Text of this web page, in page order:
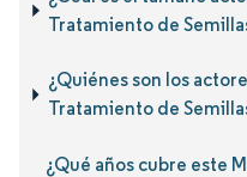
Tratamiento de
¿Quiénes son los
Tratamiento de
¿Qué años cubre este